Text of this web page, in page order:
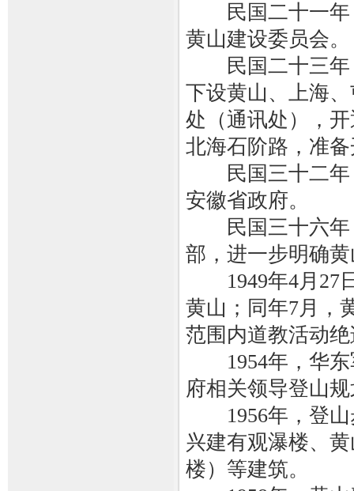
民国二十一年
黄山建设委员会。
民国二十三年
下设黄山、上海
处（通讯处），
北海石阶路，准
民国三十二年
安徽省政府。
民国三十六年
部，进一步明确
1949年4月27日
黄山；同年7月，
范围内道教活动
1954年，华东
府相关领导登山
1956年，登山
兴建有观瀑楼、
楼）等建筑。